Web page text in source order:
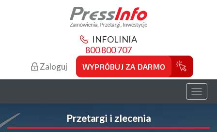
INFOLINIA
800 800 707
Zaloguj WYPRÓBUJ ZA DARMO
Toggle
Przetargi i zlecenia